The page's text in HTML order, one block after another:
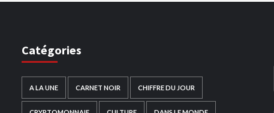
Catégories
A LA UNE CARNET NOIR CHIFFRE DU JOUR